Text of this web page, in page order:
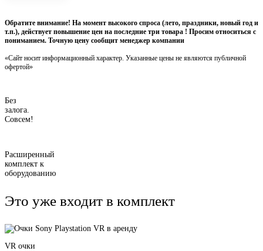
Обратите внимание! На момент высокого спроса (лето, праздники, новый год и
т.п.), действует повышение цен на последние три товара ! Просим относиться с
пониманием. Точную цену сообщит менеджер компании
«Сайт носит информационный характер. Указанные цены не являются публичной
офертой»
Без
залога.
Совсем!
Расширенный
комплект к
оборудованию
Это уже входит в комплект
VR очки